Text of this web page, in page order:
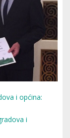
i općina:
i